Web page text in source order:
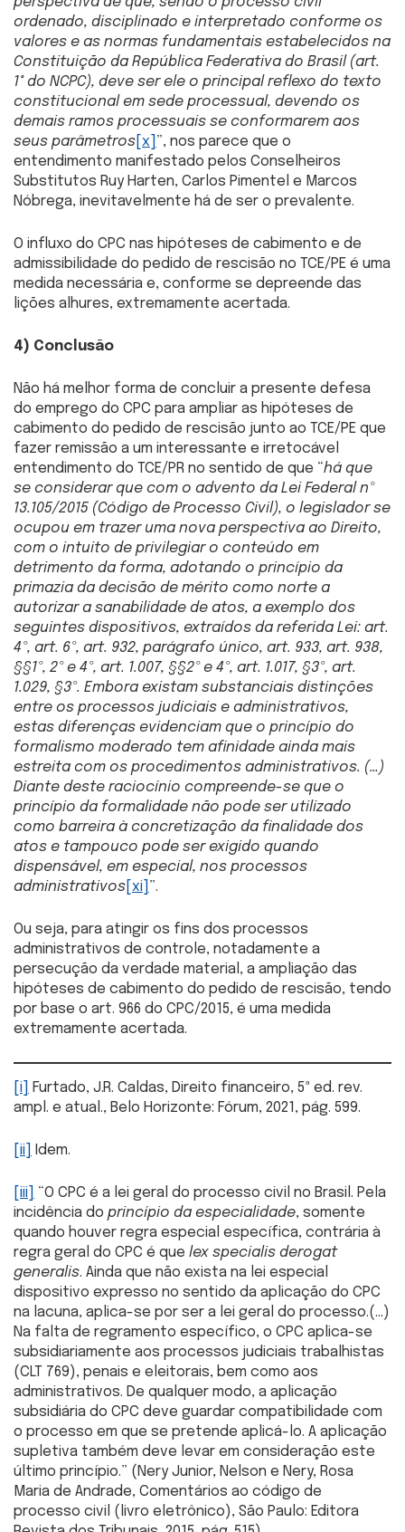
ordenado, disciplinado e interpretado conforme os
valores e as normas fundamentais estabelecidos na
Constituição da República Federativa do Brasil (art.
1° do NCPC), deve ser ele o principal reflexo do texto
constitucional em sede processual, devendo os
demais ramos processuais se conformarem aos
seus parâmetros [x] ”, nos parece que o
entendimento manifestado pelos Conselheiros
Substitutos Ruy Harten, Carlos Pimentel e Marcos
Nóbrega, inevitavelmente há de ser o prevalente.
O influxo do CPC nas hipóteses de cabimento e de
admissibilidade do pedido de rescisão no TCE/PE é uma
medida necessária e, conforme se depreende das
lições alhures, extremamente acertada.
4) Conclusão
Não há melhor forma de concluir a presente defesa
do emprego do CPC para ampliar as hipóteses de
cabimento do pedido de rescisão junto ao TCE/PE que
fazer remissão a um interessante e irretocável
entendimento do TCE/PR no sentido de que “há que
se considerar que com o advento da Lei Federal nº
13.105/2015 (Código de Processo Civil), o legislador se
ocupou em trazer uma nova perspectiva ao Direito,
com o intuito de privilegiar o conteúdo em
detrimento da forma, adotando o princípio da
primazia da decisão de mérito como norte a
autorizar a sanabilidade de atos, a exemplo dos
seguintes dispositivos, extraídos da referida Lei: art.
4º, art. 6º, art. 932, parágrafo único, art. 933, art. 938,
§§1º, 2º e 4º, art. 1.007, §§2º e 4º, art. 1.017, §3º, art.
1.029, §3º. Embora existam substanciais distinções
entre os processos judiciais e administrativos,
estas diferenças evidenciam que o princípio do
formalismo moderado tem afinidade ainda mais
estreita com os procedimentos administrativos. (…)
Diante deste raciocínio compreende-se que o
princípio da formalidade não pode ser utilizado
como barreira à concretização da finalidade dos
atos e tampouco pode ser exigido quando
dispensável, em especial, nos processos
administrativos [xi] ”.
Ou seja, para atingir os fins dos processos
administrativos de controle, notadamente a
persecução da verdade material, a ampliação das
hipóteses de cabimento do pedido de rescisão, tendo
por base o art. 966 do CPC/2015, é uma medida
extremamente acertada.
[i]
Furtado, J.R. Caldas, Direito financeiro, 5ª ed. rev.
ampl. e atual., Belo Horizonte: Fórum, 2021, pág. 599.
[ii] Idem.
[iii]
“O CPC é a lei geral do processo civil no Brasil. Pela
incidência do princípio da especialidade, somente
quando houver regra especial específica, contrária à
regra geral do CPC é que lex specialis derogat
generalis. Ainda que não exista na lei especial
dispositivo expresso no sentido da aplicação do CPC
na lacuna, aplica-se por ser a lei geral do processo.(…)
Na falta de regramento específico, o CPC aplica-se
subsidiariamente aos processos judiciais trabalhistas
(CLT 769), penais e eleitorais, bem como aos
administrativos. De qualquer modo, a aplicação
subsidiária do CPC deve guardar compatibilidade com
o processo em que se pretende aplicá-lo. A aplicação
supletiva também deve levar em consideração este
último princípio.” (Nery Junior, Nelson e Nery, Rosa
Maria de Andrade, Comentários ao código de
processo civil (livro eletrônico), São Paulo: Editora